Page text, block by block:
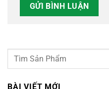
BÀI VIẾT MỚI